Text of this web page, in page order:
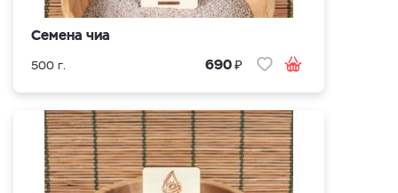
Семена чиа
500 г. 690₽